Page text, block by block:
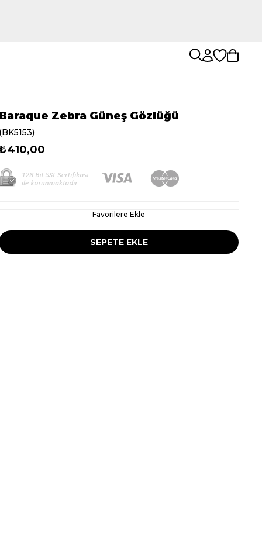
Baraque Zebra Güneş Gözlüğü
(BK5153)
Favorilere Ekle